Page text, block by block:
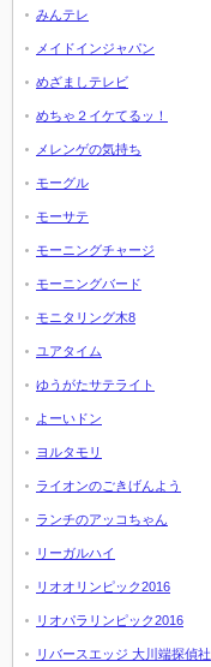
みんテレ
メイドインジャパン
めざましテレビ
めちゃ２イケてるッ！
メレンゲの気持ち
モーグル
モーサテ
モーニングチャージ
モーニングバード
モニタリング木8
ユアタイム
ゆうがたサテライト
よーいドン
ヨルタモリ
ライオンのごきげんよう
ランチのアッコちゃん
リーガルハイ
リオオリンピック2016
リオパラリンピック2016
リバースエッジ 大川端探偵社